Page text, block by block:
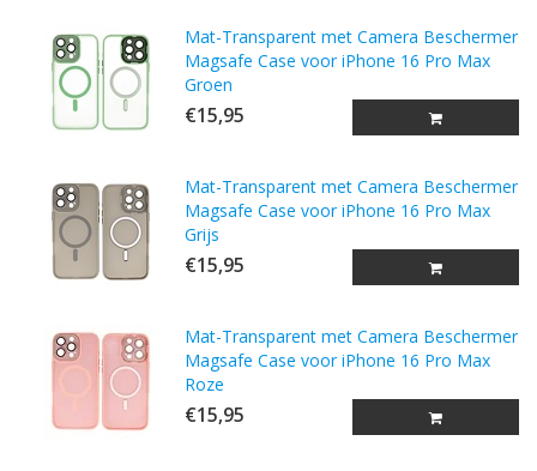
Mat-Transparent met Camera Beschermer
Magsafe Case voor iPhone 16 Pro Max
Groen
€15,95
Mat-Transparent met Camera Beschermer
Magsafe Case voor iPhone 16 Pro Max
Grijs
€15,95
Mat-Transparent met Camera Beschermer
Magsafe Case voor iPhone 16 Pro Max
Roze
€15,95